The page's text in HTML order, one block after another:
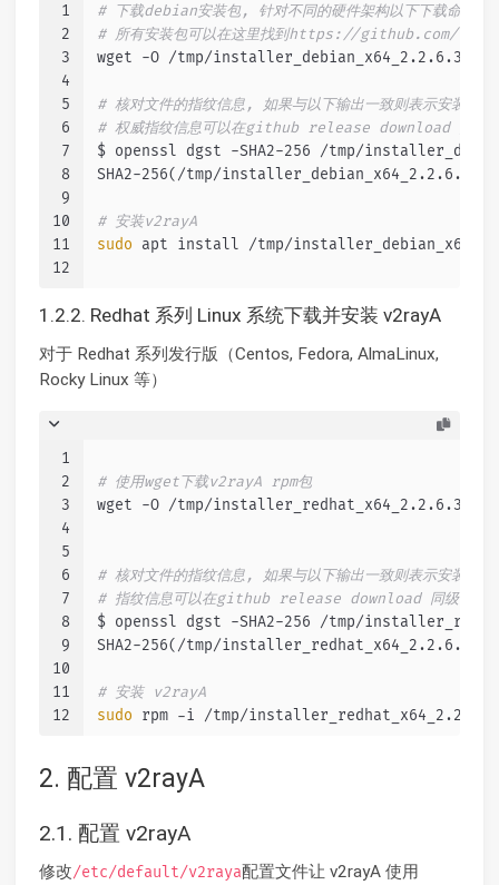
1
2
3
4
5
6
7
8
9
10
11
12
# 下载debian安装包, 针对不同的硬件架构以下下载命令稍
# 所有安装包可以在这里找到https://github.com/
wget -O /tmp/
# 核对文件的指纹信息, 如果与以下输出一致则表示安装文件
# 权威指纹信息可以在github release download 同级目
$ openssl dgst -SHA2-256 /tmp/
SHA2-256(/tmp/
# 安装v2rayA
sudo apt install /tmp/
1.2.2. Redhat 系列 Linux 系统下载并安装 v2rayA
对于 Redhat 系列发行版（Centos, Fedora, AlmaLinux,
Rocky Linux 等）
1
2
3
4
5
6
7
8
9
10
11
12
# 使用wget下载v2rayA rpm包
wget -O /tmp/
# 核对文件的指纹信息, 如果与以下输出一致则表示安装文件
# 指纹信息可以在github release download 同级目录
$ openssl dgst -SHA2-256 /tmp/
SHA2-256(/tmp/
# 安装 v2rayA
sudo rpm -i /tmp/
2. 配置 v2rayA
2.1. 配置 v2rayA
修改/etc/default/v2raya配置文件让 v2rayA 使用